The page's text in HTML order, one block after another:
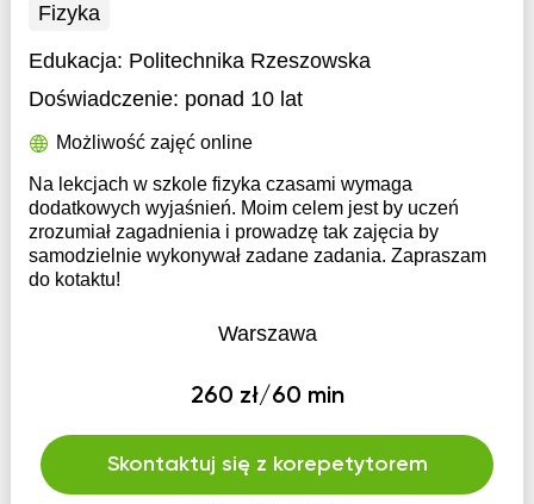
Fizyka
Edukacja: Politechnika Rzeszowska
Doświadczenie: ponad 10 lat
Możliwość zajęć online
Na lekcjach w szkole fizyka czasami wymaga
dodatkowych wyjaśnień. Moim celem jest by uczeń
zrozumiał zagadnienia i prowadzę tak zajęcia by
samodzielnie wykonywał zadane zadania. Zapraszam
do kotaktu!
Warszawa
260 zł/60 min
Skontaktuj się z korepetytorem